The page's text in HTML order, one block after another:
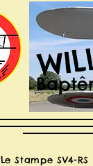
Le Stampe SV4-RS